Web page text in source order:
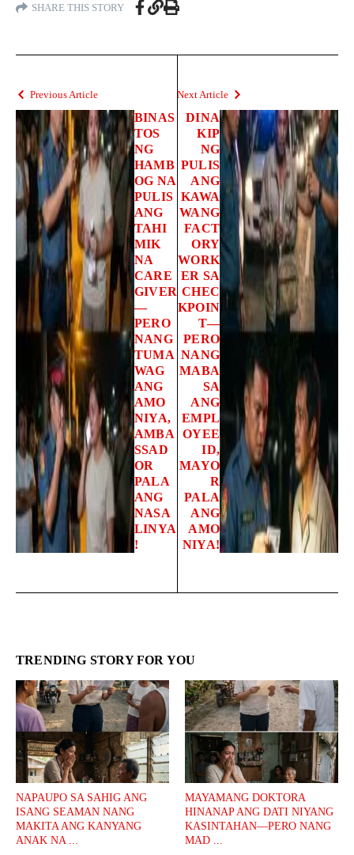
SHARE THIS STORY
Previous Article
BINAS
TOS
NG
HAMB
OG NA
PULIS
ANG
TAHI
MIK
NA
CARE
GIVER
—
PERO
NANG
TUMA
WAG
ANG
AMO
NIYA,
AMBA
SSAD
OR
PALA
ANG
NASA
LINYA
!
Next Article
DINA
KIP
NG
PULIS
ANG
KAWA
WANG
FACT
ORY
WORK
ER SA
CHEC
KPOIN
T—
PERO
NANG
MABA
SA
ANG
EMPL
OYEE
ID,
MAYO
R
PALA
ANG
AMO
NIYA!
TRENDING STORY FOR YOU
NAPAUPO SA SAHIG ANG
ISANG SEAMAN NANG
MAKITA ANG KANYANG
ANAK NA ...
MAYAMANG DOKTORA
HINANAP ANG DATI NIYANG
KASINTAHAN—PERO NANG
MAD ...